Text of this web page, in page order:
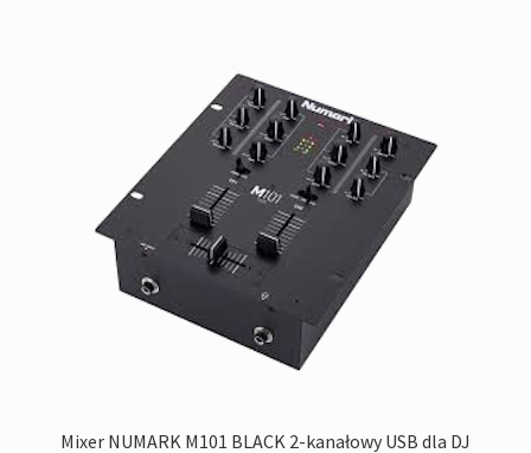
Mixer NUMARK M101 BLACK 2-kanałowy USB dla DJ